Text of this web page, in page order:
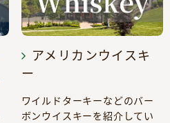
アメリカンウイスキ
ー
ワイルドターキーなどのバー
ボンウイスキーを紹介してい